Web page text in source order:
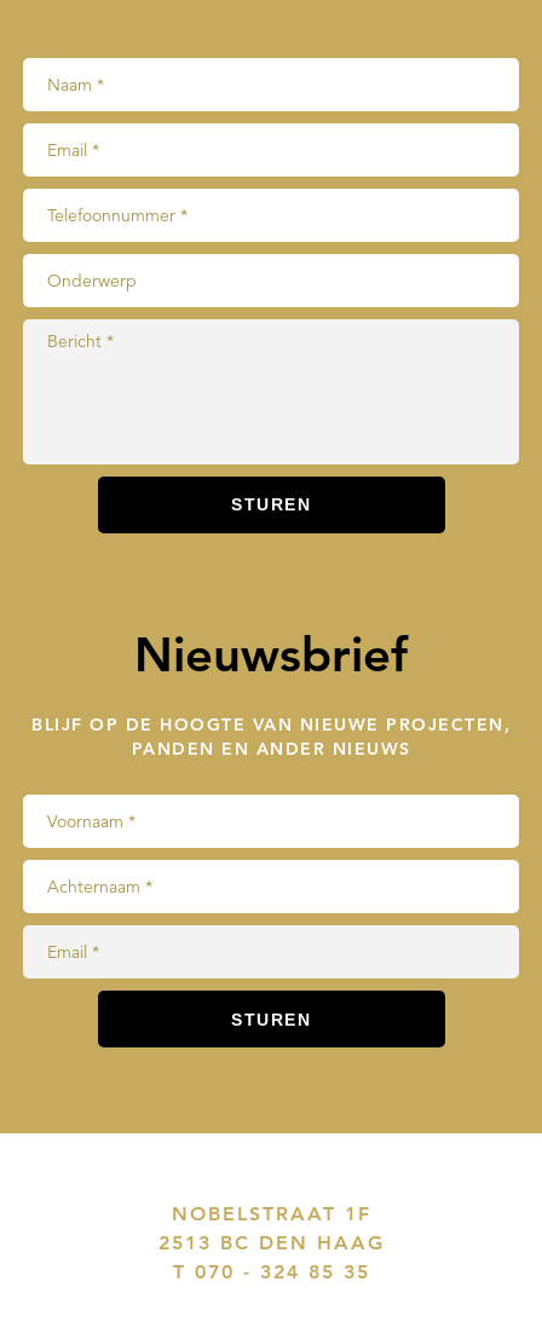
Nieuwsbrief
BLIJF OP DE HOOGTE VAN NIEUWE PROJECTEN,
PANDEN EN ANDER NIEUWS
NOBELSTRAAT 1F
2513 BC DEN HAAG
T 070 - 324 85 35